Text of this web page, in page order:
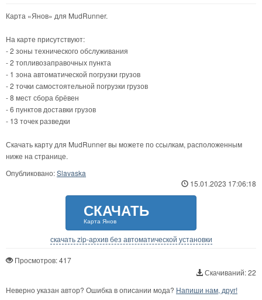
Карта «Янов» для MudRunner.
На карте присутствуют:
- 2 зоны технического обслуживания
- 2 топливозаправочных пункта
- 1 зона автоматической погрузки грузов
- 2 точки самостоятельной погрузки грузов
- 8 мест сбора брёвен
- 6 пунктов доставки грузов
- 13 точек разведки
Скачать карту для MudRunner вы можете по ссылкам, расположенным
ниже на странице.
Опубликовано:Slavaska
15.01.2023 17:06:18
СКАЧАТЬ
Карта Янов
скачать zip-архив без автоматической установки
Просмотров: 417
Скачиваний: 22
Неверно указан автор? Ошибка в описании мода? Напиши нам, друг!